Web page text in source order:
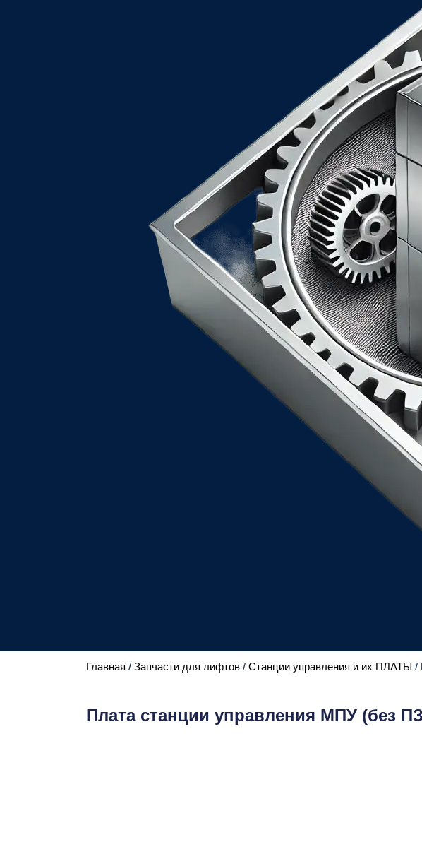
Главная / Запчасти для лифтов / Станции управления и их ПЛАТЫ /
Плата станции управления МПУ (без